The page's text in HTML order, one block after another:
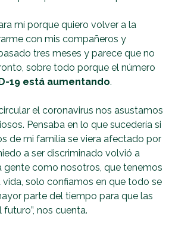
mí porque quiero volver a la
con mis compañeros y
tres meses y parece que no
sobre todo porque el número
19 está aumentando.
el coronavirus nos asustamos
Pensaba en lo que sucedería si
de mi familia se viera afectado por
a ser discriminado volvió a
gente como nosotros, que tenemos
vida, solo confiamos en que todo se
parte del tiempo para que las
nos cuenta.